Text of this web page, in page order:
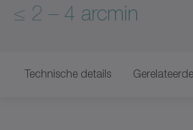
≤ 2 – 4 arcmin
Technische details